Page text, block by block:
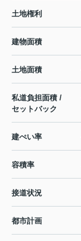
土地権利
建物面積
土地面積
私道負担面積 /
セットバック
建ぺい率
容積率
接道状況
都市計画